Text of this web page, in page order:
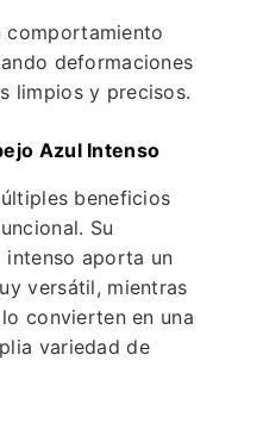
comportamiento
deformaciones
limpios y precisos.
Azul Intenso
beneficios
Su
intenso aporta un
versátil, mientras
convierten en una
variedad de